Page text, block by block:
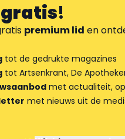
gratis!
premium lid en
tot de gedrukte magazines
tot Artsenkrant, De
met actualiteit,
met nieuws uit de